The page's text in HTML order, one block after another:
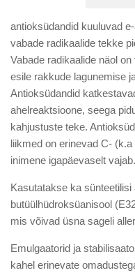
antioksüdandid kuuluvad
vabade radikaalide tekke
Vabade radikaalide näol
esile rakkude lagunemise
Antioksüdandid
ahelreaktsioone, seega
kahjustuste teke.
liikmed on erinevad C-
inimene igapäevaselt vajab.
Kasutatakse ka
butüülhüdroksüanisool
mis võivad üsna sageli
Emulgaatorid ja
kahel erinevate